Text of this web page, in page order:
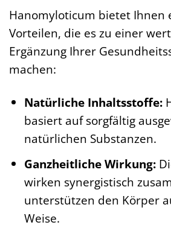
Hanomyloticum bietet Ihnen
Vorteilen, die es zu einer
Ergänzung Ihrer
machen:
Natürliche Inhaltsstoffe:
basiert auf sorgfältig
natürlichen Substanzen.
Ganzheitliche Wirkung:
wirken synergistisch
unterstützen den Körper
Weise.